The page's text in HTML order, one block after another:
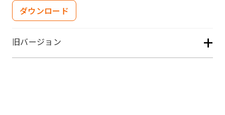
ダウンロード
旧バージョン +